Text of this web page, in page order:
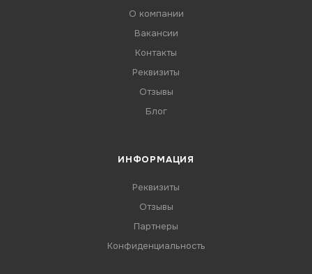
О компании
Вакансии
Контакты
Реквизиты
Отзывы
Блог
ИНФОРМАЦИЯ
Реквизиты
Отзывы
Партнеры
Конфиденциальность